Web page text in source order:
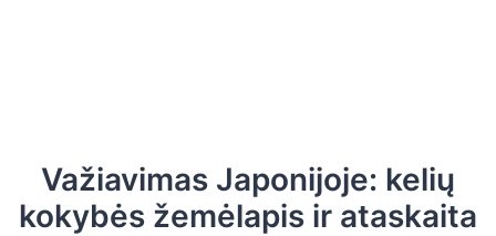
Važiavimas Japonijoje: kelių
kokybės žemėlapis ir ataskaita